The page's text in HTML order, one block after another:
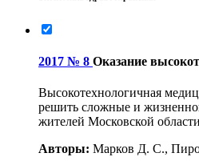
2017 № 8 Оказание
Высокотехнологичная
решить сложные и
жителей Московской
Авторы: Марков Д. С.,